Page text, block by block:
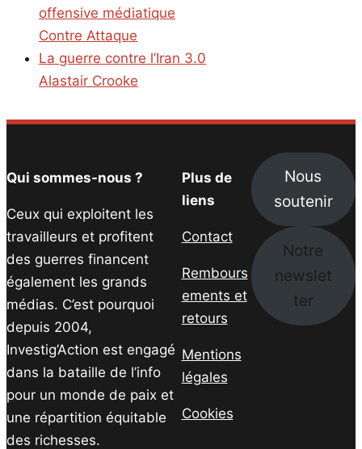
offensive médiatique
Contre Attaque
La guerre contre l’Iran 3.0
Alastair Crooke
Qui sommes-nous ?
Ceux qui exploitent les
travailleurs et profitent
des guerres financent
également les grands
médias. C’est pourquoi
depuis 2004,
Investig’Action est engagé
dans la bataille de l’info
pour un monde de paix et
une répartition équitable
des richesses.
Plus de
liens
Contact
Rembours
ements et
retours
Mentions
légales
Cookies
Nous
soutenir
Notre
newslet
ter